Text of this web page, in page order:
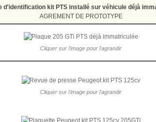
d'identification kit PTS installé sur véhicule déjà
AGREMENT DE PROTOTYPE
Cliquer sur l'image pour l'agrandir
Cliquer sur l'image pour l'agrandir